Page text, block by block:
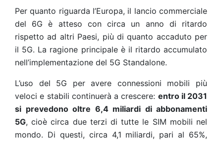
Per quanto riguarda l’Europa, il lancio commerciale
del 6G è atteso con circa un anno di ritardo
rispetto ad altri Paesi, più di quanto accaduto per
il 5G. La ragione principale è il ritardo accumulato
nell’implementazione del 5G Standalone.
L’uso del 5G per avere connessioni mobili più
veloci e stabili continuerà a crescere: entro il 2031
si prevedono oltre 6,4 miliardi di abbonamenti
5G, cioè circa due terzi di tutte le SIM mobili nel
mondo. Di questi, circa 4,1 miliardi, pari al 65%,